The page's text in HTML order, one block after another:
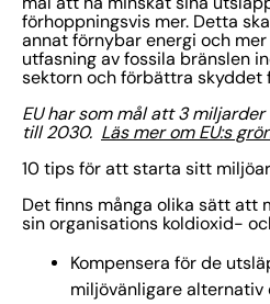
förhoppningsvis mer. Detta
annat förnybar energi och
utfasning av fossila bränslen
sektorn och förbättra skyddet
EU har som mål att 3
till 2030. Läs mer om EU:s
10 tips för att starta sitt
Det finns många olika sätt att
sin organisations koldioxid-
Kompensera för de
miljövänligare alternativ